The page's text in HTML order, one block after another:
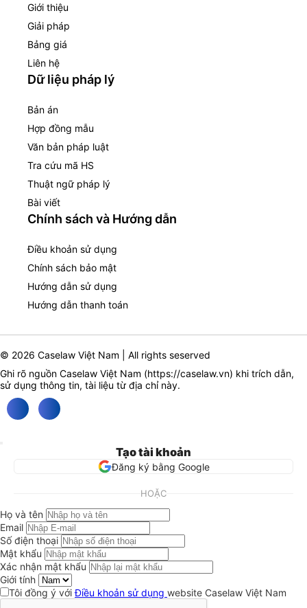
Giới thiệu
Giải pháp
Bảng giá
Liên hệ
Dữ liệu pháp lý
Bản án
Hợp đồng mẫu
Văn bản pháp luật
Tra cứu mã HS
Thuật ngữ pháp lý
Bài viết
Chính sách và Hướng dẫn
Điều khoản sử dụng
Chính sách bảo mật
Hướng dẫn sử dụng
Hướng dẫn thanh toán
© 2026 Caselaw Việt Nam | All rights seserved
Ghi rõ nguồn Caselaw Việt Nam (https://caselaw.vn) khi trích dẫn,
sử dụng thông tin, tài liệu từ địa chỉ này.
Tạo tài khoản
Đăng ký bằng Google
HOẶC
Họ và tên
Email
Số điện thoại
Mật khẩu
Xác nhận mật khẩu
Giới tính
Tôi đồng ý vớiĐiều khoản sử dụng website Caselaw Việt Nam